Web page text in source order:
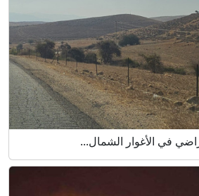
في الأغوار الشمال...